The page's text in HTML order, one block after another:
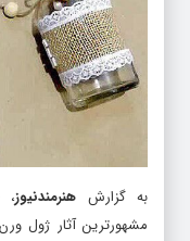
به گزارش هنرمندنیوز،
مشهورترین آثار ژول